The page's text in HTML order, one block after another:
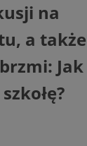
na
a także
Jak